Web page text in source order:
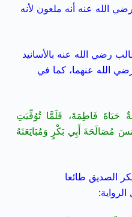
الله عنه أنه ملعون لأنه
رضي الله عنه بالأسانيد
الله عنهما، كما في
حَيَاةَ فَاطِمَةَ، فَلَمَّا تُوُفِّيَتِ
مُصَالَحَةَ أَبِي بَكْرٍ وَمُبَايَعَتَهُ
الصديق طائعا